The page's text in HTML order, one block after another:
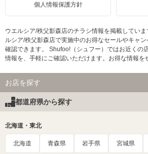
個人情報保護方針
ウエルシア/秩父影森店のチラシ情報を掲載してい
ルシア/秩父影森店で実施中のお得なセールやキャ
確認できます。 Shufoo!（シュフー）ではお近くの
情報を、手軽にご確認いただけます。お得な情報を
お店を探す
都道府県から探す
北海道・東北
北海道 青森県 岩手県 宮城県